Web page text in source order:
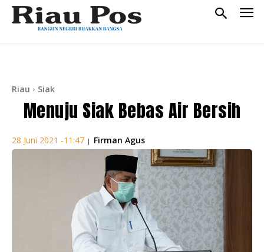
Riau Siak
Menuju Siak Bebas Air Bersih
28 Juni 2021 -11:47 | Firman Agus